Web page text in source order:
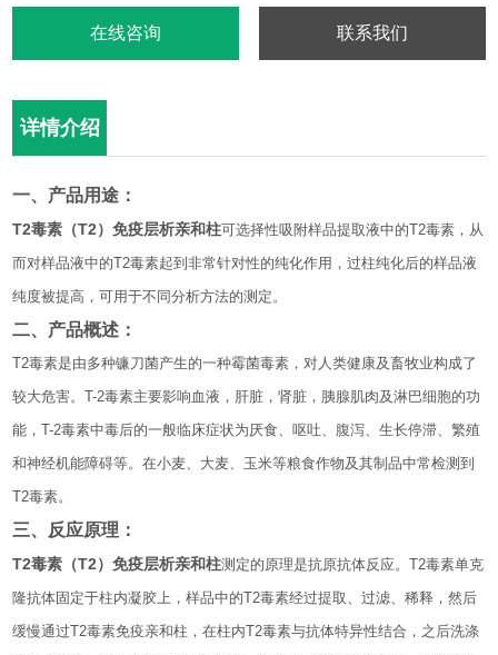
在线咨询 联系我们
详情介绍
一、产品用途 ：
T2毒素（T2）免疫层析亲和柱可选择性吸附样品提取液中的T2毒素，从
而对样品液中的T2毒素起到非常针对性的纯化作用，过柱纯化后的样品液
纯度被提高，可用于不同分析方法的测定。
二、产品概述：
T2毒素是由多种镰刀菌产生的一种霉菌毒素 ，对人类健康及畜牧业构成了
较大危害。T-2毒素主要影响血液，肝脏，肾脏，胰腺肌肉及淋巴细胞的功
能，T-2毒素中毒后的一般临床症状为厌食、呕吐、腹泻、生长停滞、繁殖
和神经机能障碍等。在小麦、 大麦、玉米等粮食作物及其制品中常检测到
T2毒素。
三、反应原理：
T2毒素（T2）免疫层析亲和柱测定的原理是抗原抗体反应。T2毒素单克
隆抗体固定于柱内凝胶上，样品中的T2毒素经过提取、过滤、稀释，然后
缓慢通过T2毒素免疫亲和柱，在柱内T2毒素与抗体特异性结合，之后洗涤